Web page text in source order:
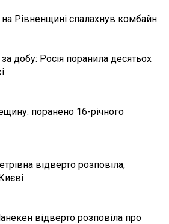
Рівненщині спалахнув комбайн
добу: Росія поранила десятьох
поранено 16-річного
відверто розповіла,
відверто розповіла про